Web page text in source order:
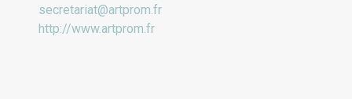
secretariat@artprom.fr
http://www.artprom.fr